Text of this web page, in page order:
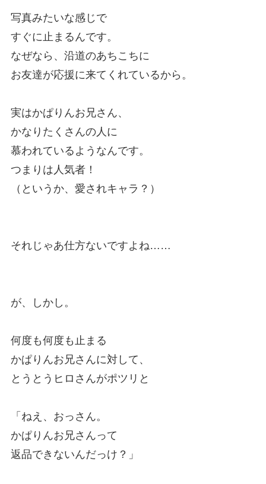
写真みたいな感じで
すぐに止まるんです。
なぜなら、沿道のあちこちに
お友達が応援に来てくれているから。
実はかぱりんお兄さん、
かなりたくさんの人に
慕われているようなんです。
つまりは人気者！
（というか、愛されキャラ？）
それじゃあ仕方ないですよね……
が、しかし。
何度も何度も止まる
かぱりんお兄さんに対して、
とうとうヒロさんがポツリと
「ねえ、おっさん。
かぱりんお兄さんって
返品できないんだっけ？」